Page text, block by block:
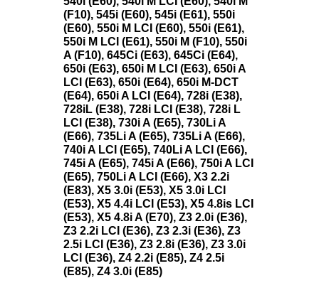
(F10), 545i (E60), 545i (E61), 550i
(E60), 550i M LCI (E60), 550i (E61),
550i M LCI (E61), 550i M (F10), 550i
A (F10), 645Ci (E63), 645Ci (E64),
650i (E63), 650i M LCI (E63), 650i A
LCI (E63), 650i (E64), 650i M-DCT
(E64), 650i A LCI (E64), 728i (E38),
728iL (E38), 728i LCI (E38), 728i L
LCI (E38), 730i A (E65), 730Li A
(E66), 735Li A (E65), 735Li A (E66),
740i A LCI (E65), 740Li A LCI (E66),
745i A (E65), 745i A (E66), 750i A LCI
(E65), 750Li A LCI (E66), X3 2.2i
(E83), X5 3.0i (E53), X5 3.0i LCI
(E53), X5 4.4i LCI (E53), X5 4.8is LCI
(E53), X5 4.8i A (E70), Z3 2.0i (E36),
Z3 2.2i LCI (E36), Z3 2.3i (E36), Z3
2.5i LCI (E36), Z3 2.8i (E36), Z3 3.0i
LCI (E36), Z4 2.2i (E85), Z4 2.5i
(E85), Z4 3.0i (E85)